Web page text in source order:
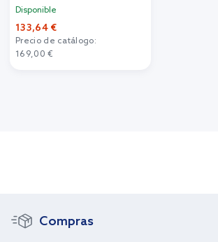
Disponible
133,64 €
Precio de catálogo:
169,00 €
Compras